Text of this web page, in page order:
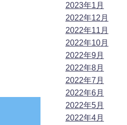
2023年1月
2022年12月
2022年11月
2022年10月
2022年9月
2022年8月
2022年7月
2022年6月
2022年5月
2022年4月